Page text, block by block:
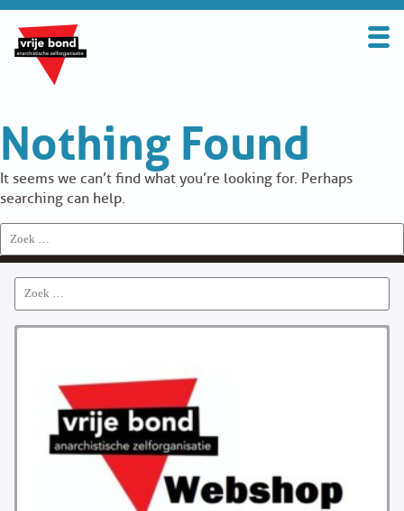
Search
for:
BOND
OVER DE VRIJE BOND
UITGANGSPUNTEN
WORD LID
CONTRIBUTIE
CONTACT
GROEPEN
ANARCHISTISCHE GROEP A’DAM
Nothing Found
It seems we can’t find what you’re looking for. Perhaps
searching can help.
Search
for:
Search
for: